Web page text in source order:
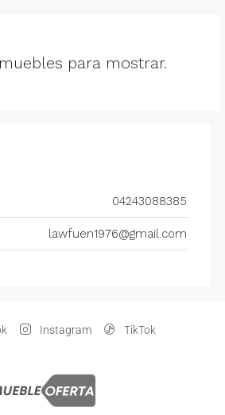
para mostrar.
04243088385
lawfuen1976@gmail.com
Instagram TikTok